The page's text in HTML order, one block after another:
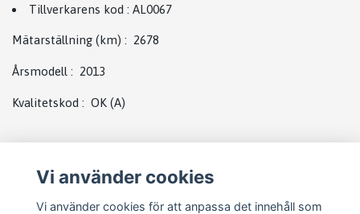
Tillverkarens kod : AL0067
Mätarställning (km) : 2678
Årsmodell : 2013
Kvalitetskod : OK (A)
Vi använder cookies
Vi använder cookies för att anpassa det innehåll som